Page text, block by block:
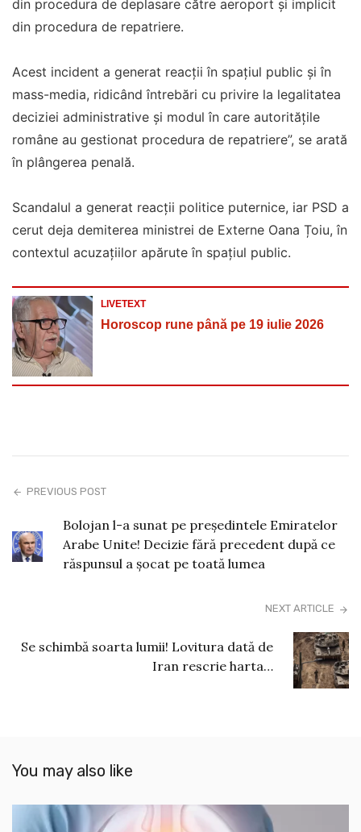
din procedura de deplasare către aeroport și implicit
din procedura de repatriere.
Acest incident a generat reacții în spațiul public și în
mass-media, ridicând întrebări cu privire la legalitatea
deciziei administrative și modul în care autoritățile
române au gestionat procedura de repatriere”, se arată
în plângerea penală.
Scandalul a generat reacții politice puternice, iar PSD a
cerut deja demiterea ministrei de Externe Oana Țoiu, în
contextul acuzațiilor apărute în spațiul public.
LIVETEXT
Horoscop rune până pe 19 iulie 2026
PREVIOUS POST
Bolojan l-a sunat pe președintele Emiratelor
Arabe Unite! Decizie fără precedent după ce
răspunsul a șocat pe toată lumea
NEXT ARTICLE
Se schimbă soarta lumii! Lovitura dată de
Iran rescrie harta…
You may also like